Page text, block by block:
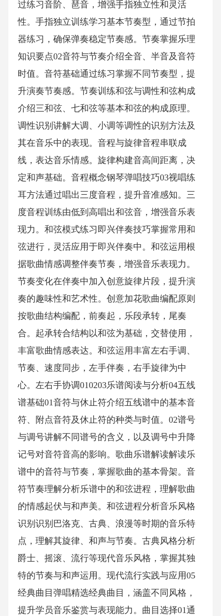
过练习音阶、琶音，增强手指独立性和灵活
性。手指独立训练学习基本节奏型，通过节拍
器练习，确保弹奏稳定节奏感。节奏掌握乐理
知识要点02音符与节奏介绍全音、半音及音符
时值。音符基础通过练习掌握不同节奏型，提
升演奏节奏感。节奏训练和弦与调性和弦构成
介绍三和弦、七和弦等基本和弦的构成原理。
调性识别讲解大调、小调等调性的识别方法及
其在音乐中的表现。音程与旋律音程串联成
线，表达音乐情感。旋律构建音高间距离，决
定和声基础。音程概念钢琴弹唱技巧03视唱练
耳方法通过唱出三度音程，提升音准感知。三
度音程训练由低到高唱出和弦音，增强音乐表
现力。和弦模式练习即兴伴奏技巧掌握常用和
弦进行，灵活应用于即兴伴奏中。和弦运用根
据歌曲情感调整伴奏节奏，增强音乐表现力。
节奏变化在伴奏中加入创意旋律片段，提升演
奏的趣味性和艺术性。创意加花歌曲编配原则
按歌曲结构编配，前奏起，乐段承转，尾奏
合。起承转合结构以和弦为基础，交替使用，
丰富歌曲情感表达。和弦运用丰富左右手调、
节奏、速度同步，左手伴奏，右手旋律为中
心。左右手协调010203乐谱阅读与分析04五线
谱基础01音符与休止符介绍五线谱中的基本音
符、附点音符及休止符的种类与时值。02谱号
与调号讲解不同谱号的含义，以及调号中升降
记号对音符音高的影响。歌曲乐谱解读解读乐
谱中的音符与节奏，掌握歌曲的基本骨架。音
符节奏理解分析乐谱中的和弦进程，理解歌曲
的情感起伏与和声美。和弦进程分析音乐风格
识别识别巴洛克、古典、浪漫等时期的音乐特
点，理解其旋律、和声与节奏。古典风格分析
爵士、摇滚、流行等现代音乐风格，掌握其独
特的节奏与和声运用。现代流行实践与应用05
经典曲目弹唱精选经典曲目，涵盖不同风格，
提升学员音乐鉴赏与表现能力。曲目选择01通